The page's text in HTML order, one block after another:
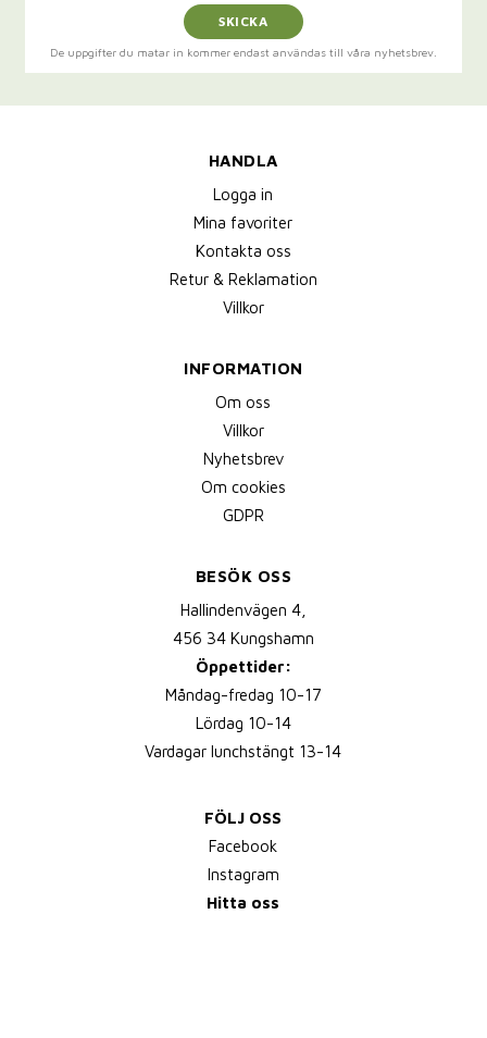
SKICKA
De uppgifter du matar in kommer endast användas till våra nyhetsbrev.
HANDLA
Logga in
Mina favoriter
Kontakta oss
Retur & Reklamation
Villkor
INFORMATION
Om oss
Villkor
Nyhetsbrev
Om cookies
GDPR
BESÖK OSS
Hallindenvägen 4,
456 34 Kungshamn
Öppettider:
Måndag-fredag 10-17
Lördag 10-14
Vardagar lunchstängt 13-14
FÖLJ OSS
Facebook
Instagram
Hitta oss